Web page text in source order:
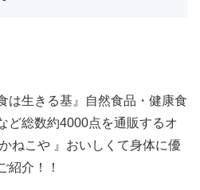
は生きる基』自然食品・健康食
ど総数約4000点を通販するオ
ねこや 』おいしくて身体に優
紹介！！